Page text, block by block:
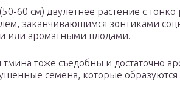
60 см) двулетнее растение с
заканчивающимся зонтиками
или ароматными плодами.
тоже съедобны и достаточно
семена, которые образуются